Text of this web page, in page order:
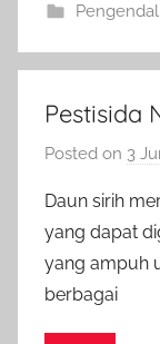
Pestisida
Posted on 3
Daun sirih
yang dapat
yang ampuh
berbagai